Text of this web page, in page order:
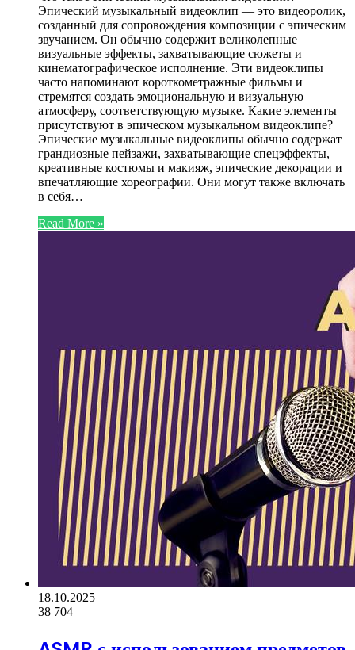
Эпический музыкальный видеоклип — это видеоролик,
созданный для сопровождения композиции с эпическим
звучанием. Он обычно содержит великолепные
визуальные эффекты, захватывающие сюжеты и
кинематографическое исполнение. Эти видеоклипы
часто напоминают короткометражные фильмы и
стремятся создать эмоциональную и визуальную
атмосферу, соответствующую музыке. Какие элементы
присутствуют в эпическом музыкальном видеоклипе?
Эпические музыкальные видеоклипы обычно содержат
грандиозные пейзажи, захватывающие спецэффекты,
креативные костюмы и макияж, эпические декорации и
впечатляющие хореографии. Они могут также включать
в себя…
Read More »
18.10.2025
38 704